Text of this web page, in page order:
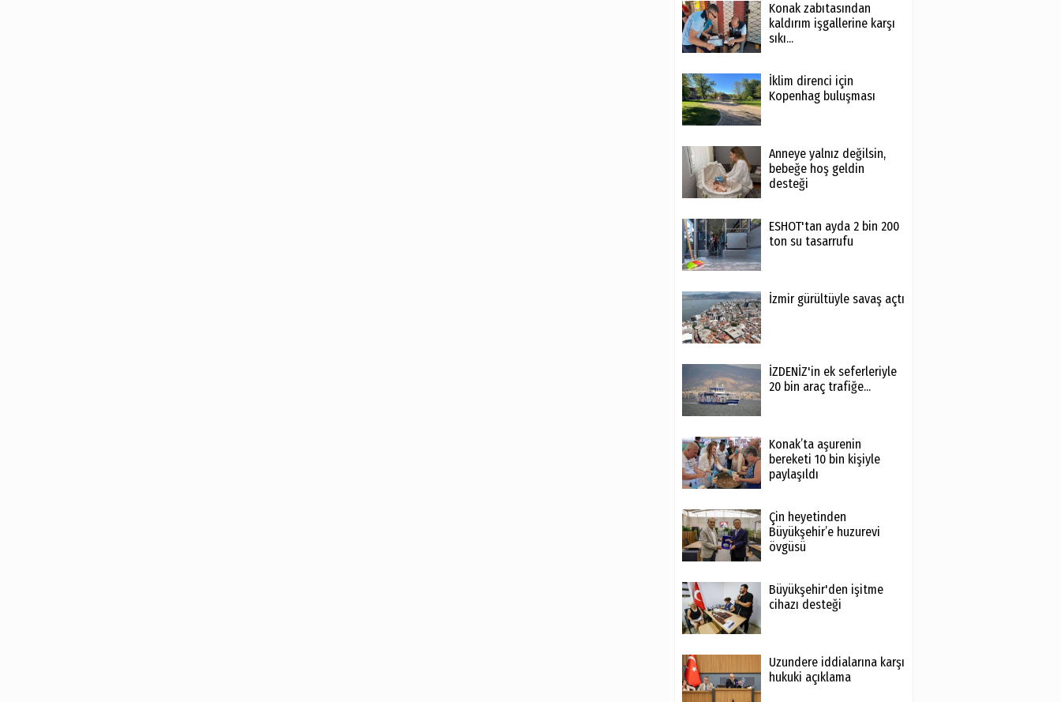
Konak zabıtasından
kaldırım işgallerine karşı
sıkı...
İklim direnci için
Kopenhag buluşması
Anneye yalnız değilsin,
bebeğe hoş geldin
desteği
ESHOT'tan ayda 2 bin 200
ton su tasarrufu
İzmir gürültüyle savaş açtı
İZDENİZ'in ek seferleriyle
20 bin araç trafiğe...
Konak’ta aşurenin
bereketi 10 bin kişiyle
paylaşıldı
Çin heyetinden
Büyükşehir’e huzurevi
övgüsü
Büyükşehir'den işitme
cihazı desteği
Uzundere iddialarına karşı
hukuki açıklama